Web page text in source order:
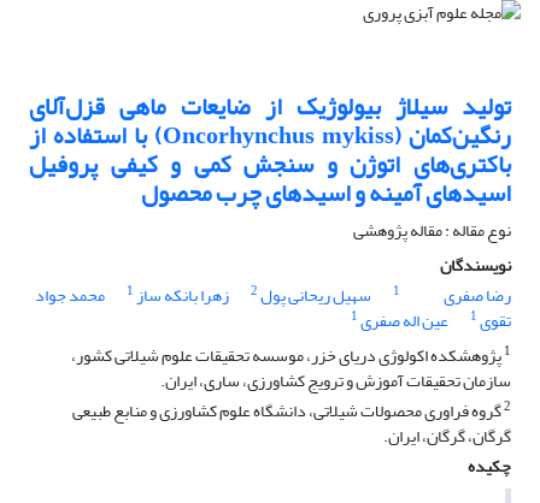
تولید سیلاژ بیولوژیک از ضایعات ماهی قزل‌آلای
رنگین‌کمان (Oncorhynchus mykiss) با استفاده از
باکتری‌های اتوژن و سنجش کمی و کیفی پروفیل
اسیدهای آمینه و اسیدهای چرب محصول
نوع مقاله : مقاله پژوهشی
نویسندگان
رضا صفری
1 سهیل ریحانی پول2 زهرا بانکه ساز1 محمد جواد
تقوی1 عین اله صفری1
1پژوهشکده اکولوژی دریای خزر، موسسه تحقیقات علوم شیلاتی کشور،
سازمان تحقیقات آموزش و ترویج کشاورزی، ساری، ایران.
2گروه فراوری محصولات شیلاتی، دانشگاه علوم کشاورزی و منابع طبیعی
گرگان، گرگان، ایران.
چکیده